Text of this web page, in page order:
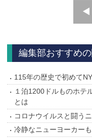
編集部おすすめ
115年の歴史で初めて
１泊1200ドルものホテ
とは
コロナウイルスと闘う
冷静なニューヨーカー